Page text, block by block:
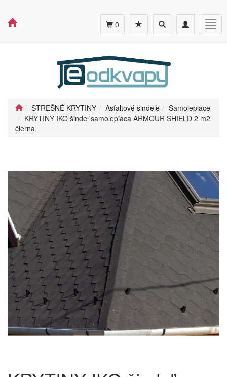
Toggle
navigation
Toggle
search
0
STREŠNÉ KRYTINY Asfaltové šindeľe
Samolepiace
KRYTINY IKO šindeľ samolepiaca ARMOUR SHIELD 2 m2
čierna